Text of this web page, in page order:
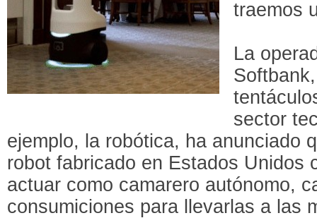
traemos
La
sector
ejemplo, la robótica, ha anunciado
robot fabricado en Estados Unidos
actuar como camarero autónomo,
consumiciones para llevarlas a las